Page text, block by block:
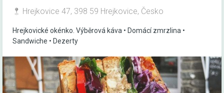
Hrejkovice 47, 398 59 Hrejkovice, Česko
Hrejkovické okénko. Výběrová káva • Domácí zmrzlina •
Sandwiche • Dezerty